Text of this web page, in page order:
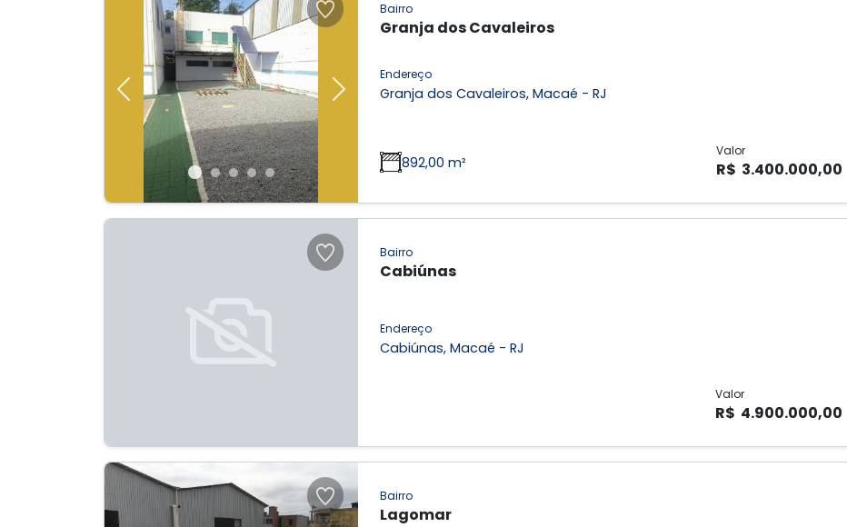
Previous Next
Bairro
Granja dos Cavaleiros
Endereço
Granja dos Cavaleiros, Macaé - RJ
892,00 m²
Valor
R$ 3.400.000,00
Bairro
Cabiúnas
Endereço
Cabiúnas, Macaé - RJ
Valor
R$ 4.900.000,00
Bairro
Lagomar